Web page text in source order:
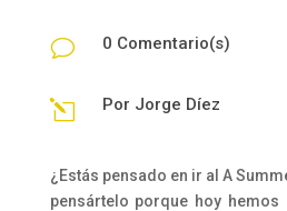
v 0 Comentario(s)
l Por Jorge Díez
¿Estás pensado en ir al A
pensártelo porque hoy